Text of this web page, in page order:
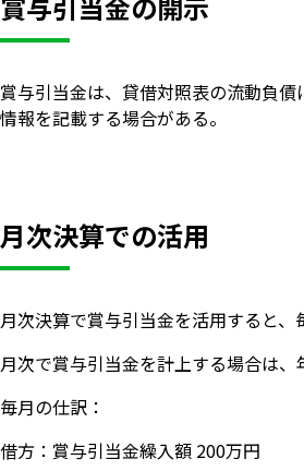
賞与引当金は、貸借対照表の流動負
情報を記載する場合がある。
月次決算での活用
月次決算で賞与引当金を活用すると
月次で賞与引当金を計上する場合は
毎月の仕訳：
借方：賞与引当金繰入額 200万円